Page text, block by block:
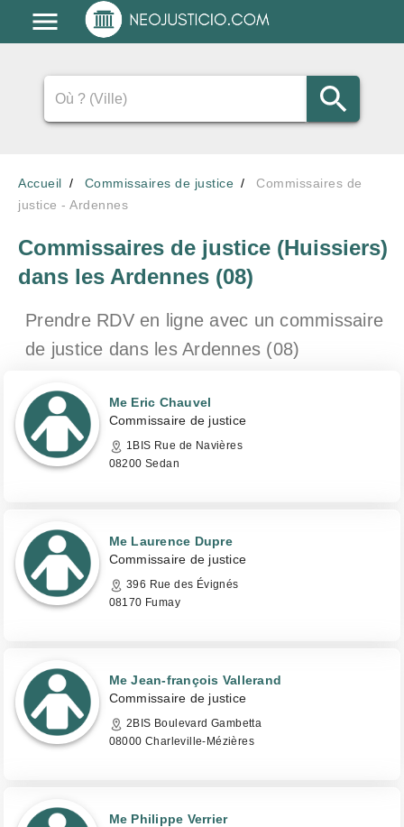
Accueil Commissaires de justice
Commissaires de
justice - Ardennes
Commissaires de justice (Huissiers)
dans les Ardennes (08)
Prendre RDV en ligne avec un commissaire
de justice dans les Ardennes (08)
Me Eric Chauvel
Commissaire de justice
1BIS Rue de Navières
08200 Sedan
Me Laurence Dupre
Commissaire de justice
396 Rue des Évignés
08170 Fumay
Me Jean-françois Vallerand
Commissaire de justice
2BIS Boulevard Gambetta
08000 Charleville-Mézières
Me Philippe Verrier